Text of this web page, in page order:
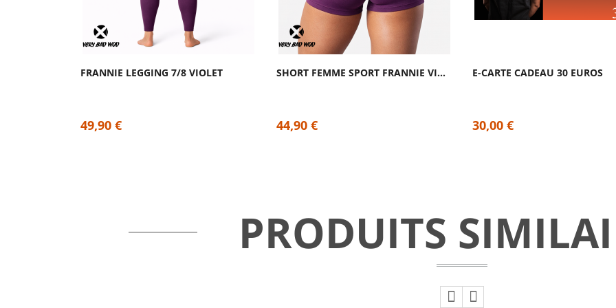
FRANNIE LEGGING 7/8 VIOLET
49,90 €
SHORT FEMME SPORT FRANNIE VIOLET
44,90 €
E-CARTE CADEAU 30 EUROS
30,00 €
PRODUITS